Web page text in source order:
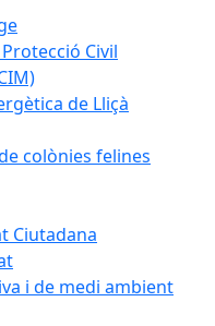
Civil
de Lliçà
colònies felines
Ciutadana
i de medi ambient